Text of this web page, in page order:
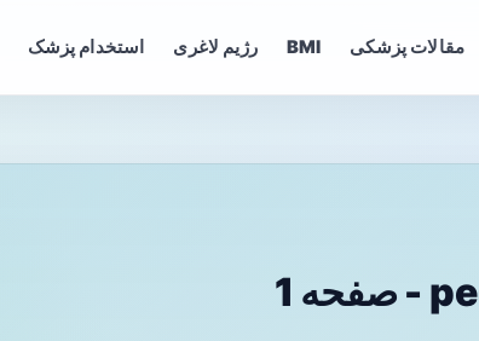
مقالات پزشکی BMI رژیم لاغری استخدام پزشک